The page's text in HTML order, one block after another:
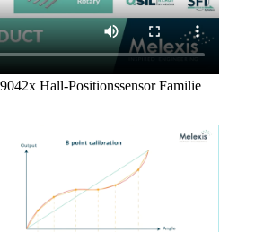
Hall-Positionssensor Familie